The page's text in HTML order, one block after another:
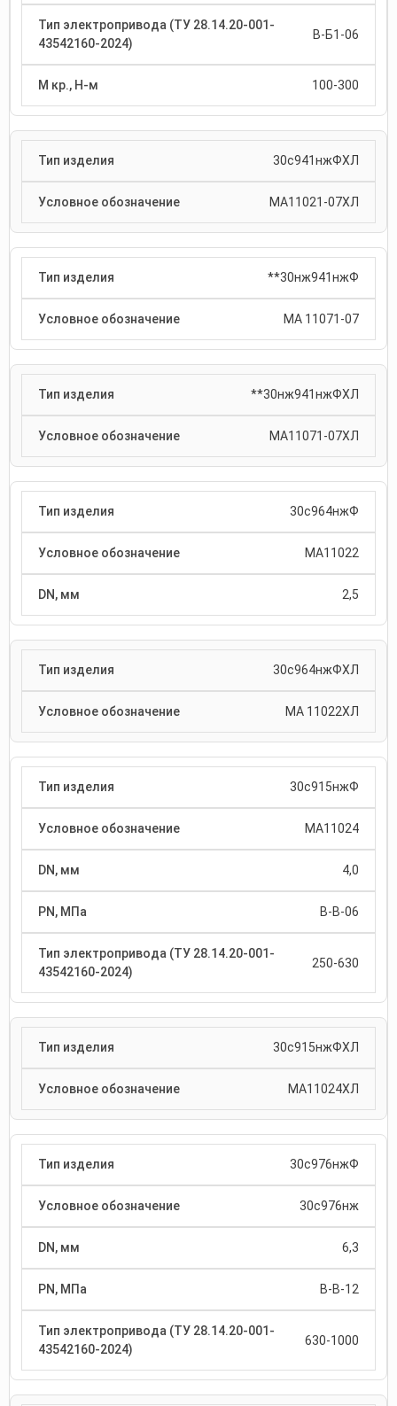
В-Б1-06
100-300
30с941нжФХЛ
МА11021-07ХЛ
**30нж941нжФ
МА 11071-07
**30нж941нжФХЛ
МА11071-07ХЛ
30с964нжФ
МА11022
2,5
30с964нжФХЛ
МА 11022ХЛ
30с915нжФ
МА11024
4,0
В-В-06
250-630
30с915нжФХЛ
МА11024ХЛ
30с976нжФ
30с976нж
6,3
В-В-12
630-1000